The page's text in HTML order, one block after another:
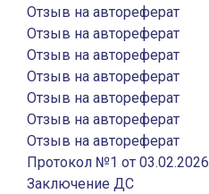
Отзыв на автореферат
Отзыв на автореферат
Отзыв на автореферат
Отзыв на автореферат
Отзыв на автореферат
Отзыв на автореферат
Отзыв на автореферат
Протокол №1 от 03.02.2026
Заключение ДС